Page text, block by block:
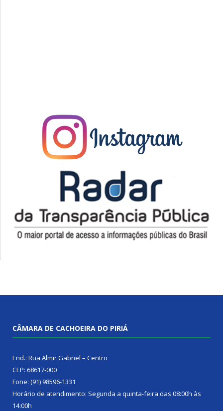
CÂMARA DE CACHOEIRA DO PIRIÁ
End.: Rua Almir Gabriel – Centro
CEP: 68617-000
Fone: (91) 98596-1331
Horário de atendimento: Segunda a quinta-feira das 08:00h às
14:00h